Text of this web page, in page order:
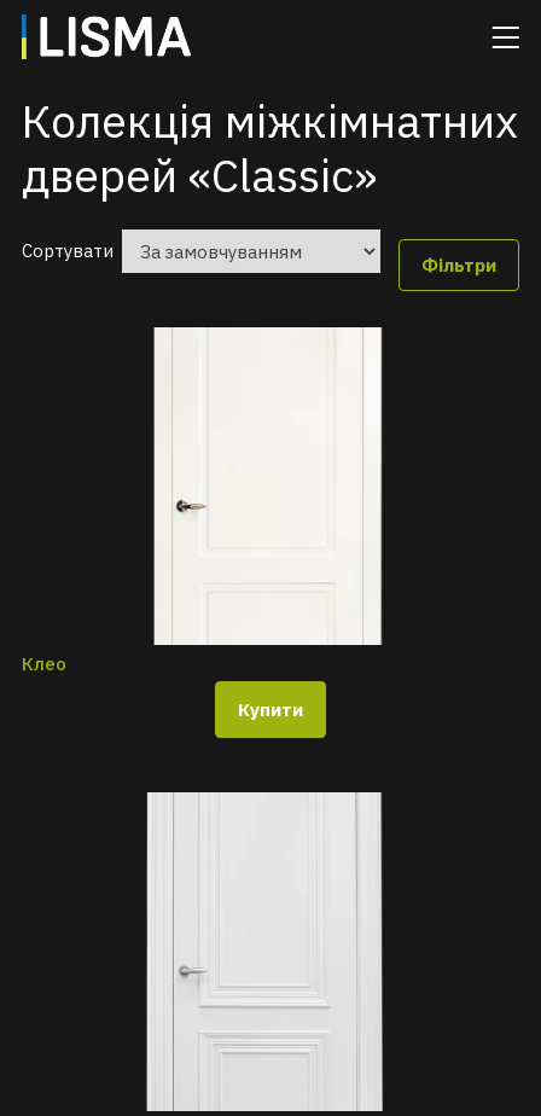
/Крамниця/Колекція міжкімнатних дверей «Classic»
Колекція міжкімнатних
дверей «Classic»
Сортувати
Фільтри
Клео
Купити